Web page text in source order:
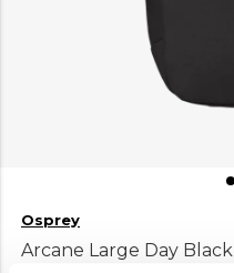
Osprey
Arcane Large Day Black